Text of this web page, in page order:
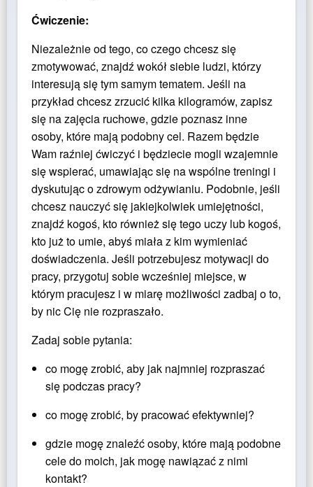
Ćwiczenie:
Niezależnie od tego, co czego chcesz się
zmotywować, znajdź wokół siebie ludzi, którzy
interesują się tym samym tematem. Jeśli na
przykład chcesz zrzucić kilka kilogramów, zapisz
się na zajęcia ruchowe, gdzie poznasz inne
osoby, które mają podobny cel. Razem będzie
Wam raźniej ćwiczyć i będziecie mogli wzajemnie
się wspierać, umawiając się na wspólne treningi i
dyskutując o zdrowym odżywianiu. Podobnie, jeśli
chcesz nauczyć się jakiejkolwiek umiejętności,
znajdź kogoś, kto również się tego uczy lub kogoś,
kto już to umie, abyś miała z kim wymieniać
doświadczenia. Jeśli potrzebujesz motywacji do
pracy, przygotuj sobie wcześniej miejsce, w
którym pracujesz i w miarę możliwości zadbaj o to,
by nic Cię nie rozpraszało.
Zadaj sobie pytania:
co mogę zrobić, aby jak najmniej rozpraszać
się podczas pracy?
co mogę zrobić, by pracować efektywniej?
gdzie mogę znaleźć osoby, które mają podobne
cele do moich, jak mogę nawiązać z nimi
kontakt?